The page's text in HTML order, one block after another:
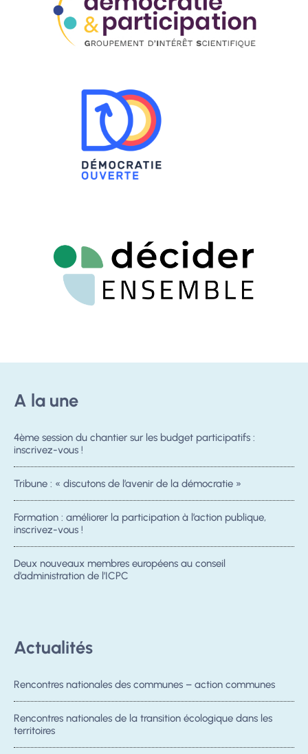
A la une
4ème session du chantier sur les budget participatifs :
inscrivez-vous !
Tribune : « discutons de l’avenir de la démocratie »
Formation : améliorer la participation à l’action publique,
inscrivez-vous !
Deux nouveaux membres européens au conseil
d’administration de l’ICPC
Actualités
Rencontres nationales des communes – action communes
Rencontres nationales de la transition écologique dans les
territoires